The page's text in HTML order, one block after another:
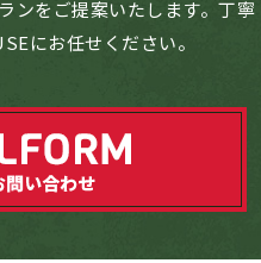
ンをご提案いたします。丁寧
にお任せください。